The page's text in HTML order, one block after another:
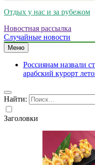
Отдых у нас и за рубежом
Новостная рассылка
Случайные новости
Меню
Россиянам назвали
арабский курорт
Найти:
Заголовки